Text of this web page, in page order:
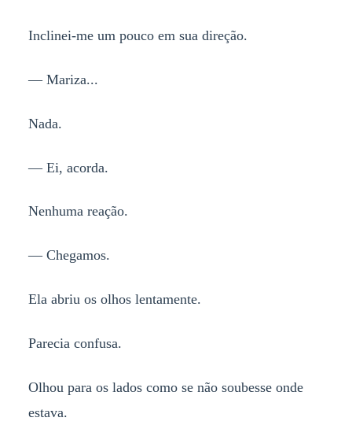
Inclinei-me um pouco em sua direção.
— Mariza...
Nada.
— Ei, acorda.
Nenhuma reação.
— Chegamos.
Ela abriu os olhos lentamente.
Parecia confusa.
Olhou para os lados como se não soubesse onde
estava.